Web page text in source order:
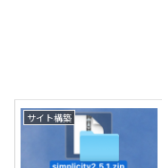
サイト構築